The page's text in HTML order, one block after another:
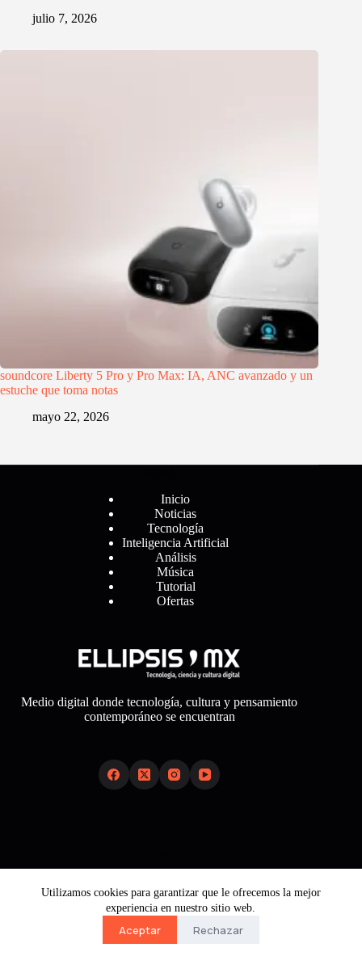
Utilizamos cookies para garantizar que le ofrecemos la mejor
experiencia en nuestro sitio web.
Aceptar Rechazar
julio 7, 2026
soundcore Liberty 5 Pro y Pro Max: IA, ANC avanzado y un
estuche que toma notas
mayo 22, 2026
Inicio
Noticias
Tecnología
Inteligencia Artificial
Análisis
Música
Tutorial
Ofertas
Medio digital donde tecnología, cultura y pensamiento
contemporáneo se encuentran
Aviso Legal
Política de Cookies
Contacto